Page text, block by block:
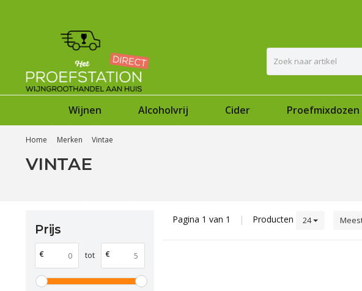
Wijnen Alcoholvrij Cider Proefmixdozen
Home Merken Vintae
VINTAE
Prijs
€ tot €
Pagina 1 van 1 | Producten 24